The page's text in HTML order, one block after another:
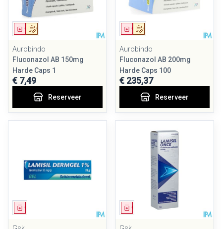
Op voorschrift
Geneesmiddel
Aurobindo
Fluconazol AB 150mg
Harde Caps 1
€ 7,49
Reserveer
Op voorschrift
Geneesmiddel
Aurobindo
Fluconazol AB 200mg
Harde Caps 100
€ 235,37
Reserveer
Geneesmiddel Geneesmiddel